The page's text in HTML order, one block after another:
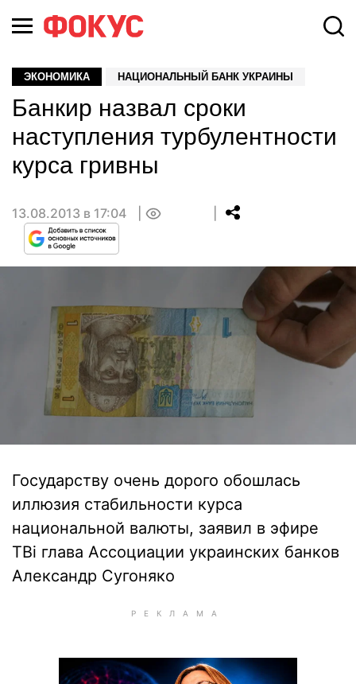
ЭКОНОМИКА НАЦИОНАЛЬНЫЙ БАНК УКРАИНЫ
Банкир назвал сроки
наступления турбулентности
курса гривны
13.08.2013 в 17:04
Государству очень дорого обошлась
иллюзия стабильности курса
национальной валюты, заявил в эфире
ТВi глава Ассоциации украинских банков
Александр Сугоняко